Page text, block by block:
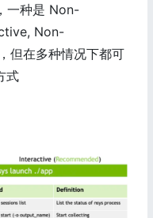
一种是 Non-
Non-
但在多种情况下都可
式